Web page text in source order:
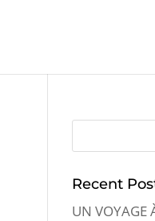
Recent
UN VOYAGE